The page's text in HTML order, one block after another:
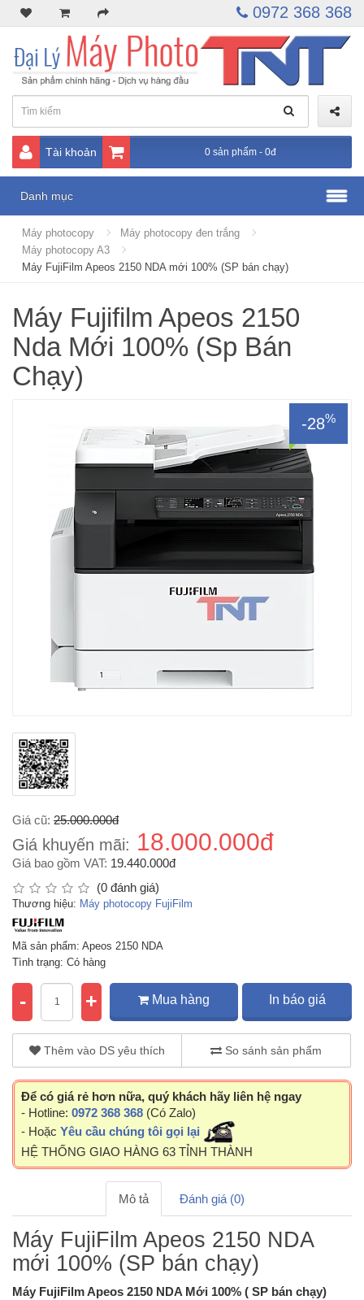
0972 368 368
Tài khoản 0 sản phẩm - 0đ
Danh mục
Máy photocopy
Máy photocopy đen trắng
Máy photocopy A3
Máy FujiFilm Apeos 2150 NDA mới 100% (SP bán chạy)
Máy Fujifilm Apeos 2150
Nda Mới 100% (Sp Bán
Chạy)
-28%
Giá cũ: 25.000.000đ
Giá khuyến mãi: 18.000.000đ
Giá bao gồm VAT: 19.440.000đ
(0 đánh giá)
Thương hiệu: Máy photocopy FujiFilm
Mã sản phẩm: Apeos 2150 NDA
Tình trạng: Có hàng
- + Mua hàng In báo giá
Thêm vào DS yêu thích So sánh sản phẩm
Để có giá rẻ hơn nữa, quý khách hãy liên hệ ngay
- Hotline: 0972 368 368 (Có Zalo)
- Hoặc Yêu cầu chúng tôi gọi lại
HỆ THỐNG GIAO HÀNG 63 TỈNH THÀNH
Mô tả Đánh giá (0)
Máy FujiFilm Apeos 2150 NDA
mới 100% (SP bán chạy)
Máy FujiFilm Apeos 2150 NDA Mới 100% ( SP bán chạy)